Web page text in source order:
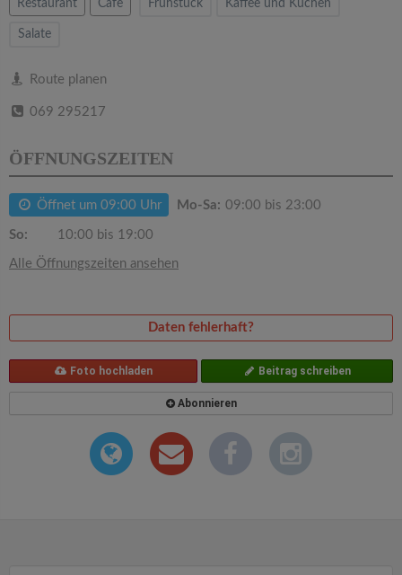
Restaurant Cafe Frühstück Kaffee und Kuchen
Salate
Route planen
069 295217
ÖFFNUNGSZEITEN
Öffnet um 09:00 Uhr Mo-Sa: 09:00 bis 23:00
So: 10:00 bis 19:00
Alle Öffnungszeiten ansehen
Daten fehlerhaft?
Foto hochladen Beitrag schreiben
Abonnieren
t